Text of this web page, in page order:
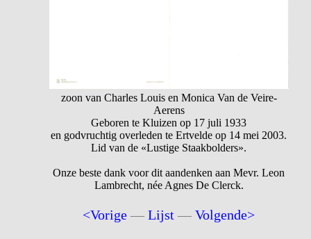
zoon van Charles Louis en Monica Van de Veire-
Aerens
Geboren te Kluizen op 17 juli 1933
en godvruchtig overleden te Ertvelde op 14 mei 2003.
Lid van de «Lustige Staakbolders».
Onze beste dank voor dit aandenken aan Mevr. Leon
Lambrecht, née Agnes De Clerck.
<Vorige —Lijst —Volgende>